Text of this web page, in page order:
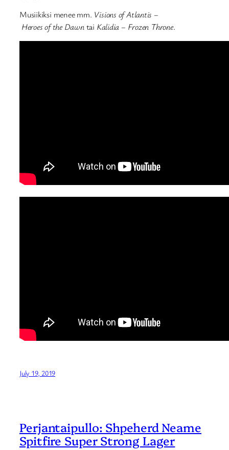
Musiikiksi menee mm. Visions of Atlantis –
Heroes of the Dawntai Kalidia – Frozen Throne.
July 19, 2019
Perjantaipullo: Shpeherd Neame
Spitfire Super Strong Lager